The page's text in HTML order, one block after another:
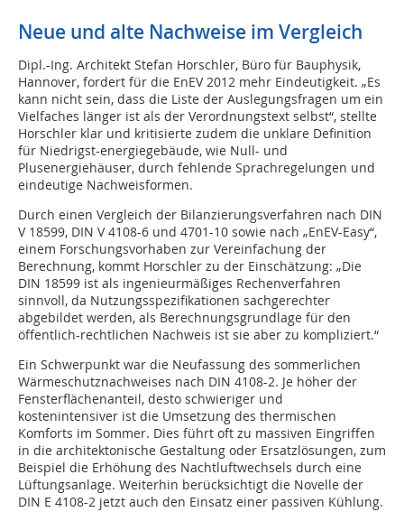
Neue und alte Nachweise im Vergleich
Dipl.-Ing. Architekt Stefan Horschler, Büro für Bauphysik,
Hannover, fordert für die EnEV 2012 mehr Eindeutigkeit. „Es
kann nicht sein, dass die Liste der Auslegungsfragen um ein
Vielfaches länger ist als der Verordnungstext selbst“, stellte
Horschler klar und kritisierte zudem die unklare Definition
für Niedrigst-energiegebäude, wie Null- und
Plusenergiehäuser, durch fehlende Sprachregelungen und
eindeutige Nachweisformen.
Durch einen Vergleich der Bilanzierungsverfahren nach DIN
V 18599, DIN V 4108-6 und 4701-10 sowie nach „EnEV-Easy“,
einem Forschungsvorhaben zur Vereinfachung der
Berechnung, kommt Horschler zu der Einschätzung: „Die
DIN 18599 ist als ingenieurmäßiges Rechenverfahren
sinnvoll, da Nutzungsspezifikationen sachgerechter
abgebildet werden, als Berechnungsgrundlage für den
öffentlich-rechtlichen Nachweis ist sie aber zu kompliziert.“
Ein Schwerpunkt war die Neufassung des sommerlichen
Wärmeschutznachweises nach DIN 4108-2. Je höher der
Fensterflächenanteil, desto schwieriger und
kostenintensiver ist die Umsetzung des thermischen
Komforts im Sommer. Dies führt oft zu massiven Eingriffen
in die architektonische Gestaltung oder Ersatzlösungen, zum
Beispiel die Erhöhung des Nachtluftwechsels durch eine
Lüftungsanlage. Weiterhin berücksichtigt die Novelle der
DIN E 4108-2 jetzt auch den Einsatz einer passiven Kühlung.